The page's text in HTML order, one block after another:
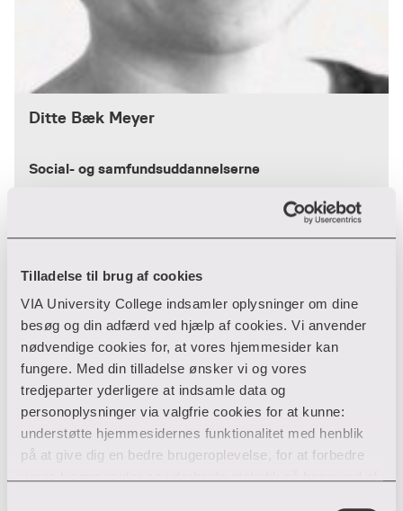
Tilladelse til brug af cookies
VIA University College indsamler oplysninger om dine
besøg og din adfærd ved hjælp af cookies. Vi anvender
nødvendige cookies for, at vores hjemmesider kan
fungere. Med din tilladelse ønsker vi og vores
tredjeparter yderligere at indsamle data og
personoplysninger via valgfrie cookies for at kunne:
understøtte hjemmesidernes funktionalitet med henblik
på at give dig en bedre brugeroplevelse, for at forbedre
Ditte Bæk Meyer
Social- og samfundsuddannelserne
Hedeager 2 Adm.bygning
T:87 55 17 23
E: dmey@via.dk
Heidi Erritsø Vive
Social- og samfundsuddannelserne
Hedeager 2 Adm.bygning